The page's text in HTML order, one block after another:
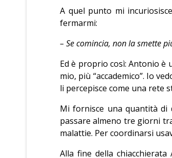
A quel punto mi
fermarmi:
– Se comincia, non la smette
Ed è proprio così: Antonio è
mio, più “accademico”. Io
li percepisce come una rete
Mi fornisce una quantità di
passare almeno tre giorni
malattie. Per coordinarsi
Alla fine della